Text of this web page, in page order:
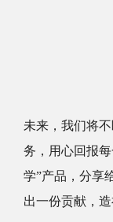
未来，我们将
务，用心回报
学”产品，分享
出一份贡献，造